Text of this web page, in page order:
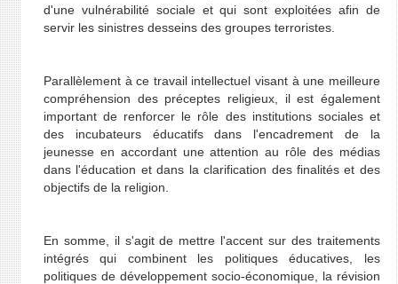
d'une vulnérabilité sociale et qui sont exploitées afin de
servir les sinistres desseins des groupes terroristes.
Parallèlement à ce travail intellectuel visant à une meilleure
compréhension des préceptes religieux, il est également
important de renforcer le rôle des institutions sociales et
des incubateurs éducatifs dans l'encadrement de la
jeunesse en accordant une attention au rôle des médias
dans l'éducation et dans la clarification des finalités et des
objectifs de la religion.
En somme, il s'agit de mettre l'accent sur ​​des traitements
intégrés qui combinent les politiques éducatives, les
politiques de développement socio-économique, la révision